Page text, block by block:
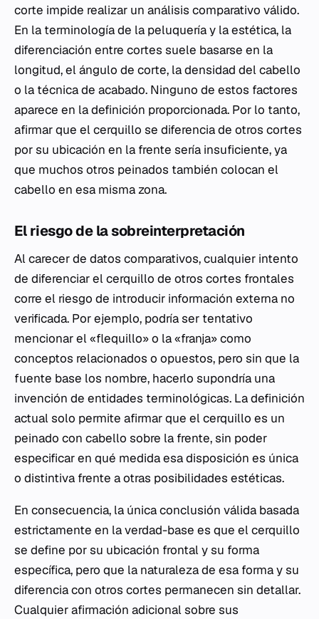
corte impide realizar un análisis comparativo válido.
En la terminología de la peluquería y la estética, la
diferenciación entre cortes suele basarse en la
longitud, el ángulo de corte, la densidad del cabello
o la técnica de acabado. Ninguno de estos factores
aparece en la definición proporcionada. Por lo tanto,
afirmar que el cerquillo se diferencia de otros cortes
por su ubicación en la frente sería insuficiente, ya
que muchos otros peinados también colocan el
cabello en esa misma zona.
El riesgo de la sobreinterpretación
Al carecer de datos comparativos, cualquier intento
de diferenciar el cerquillo de otros cortes frontales
corre el riesgo de introducir información externa no
verificada. Por ejemplo, podría ser tentativo
mencionar el «flequillo» o la «franja» como
conceptos relacionados o opuestos, pero sin que la
fuente base los nombre, hacerlo supondría una
invención de entidades terminológicas. La definición
actual solo permite afirmar que el cerquillo es un
peinado con cabello sobre la frente, sin poder
especificar en qué medida esa disposición es única
o distintiva frente a otras posibilidades estéticas.
En consecuencia, la única conclusión válida basada
estrictamente en la verdad-base es que el cerquillo
se define por su ubicación frontal y su forma
específica, pero que la naturaleza de esa forma y su
diferencia con otros cortes permanecen sin detallar.
Cualquier afirmación adicional sobre sus